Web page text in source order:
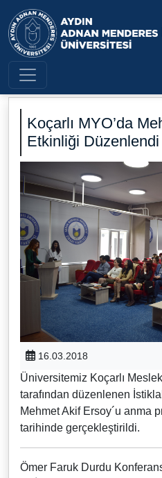
Aydın Adnan
Koçarlı MYO’da
Etkinliği Düzenlendi
16.03.2018
Üniversitemiz Koçarlı
tarafından düzenlenen
Mehmet Akif Ersoy´u anma
tarihinde gerçekleştirildi.
Ömer Faruk Durdu